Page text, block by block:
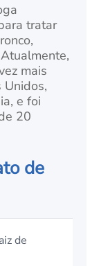
tratar
mais
Unidos,
e foi
20
de
de